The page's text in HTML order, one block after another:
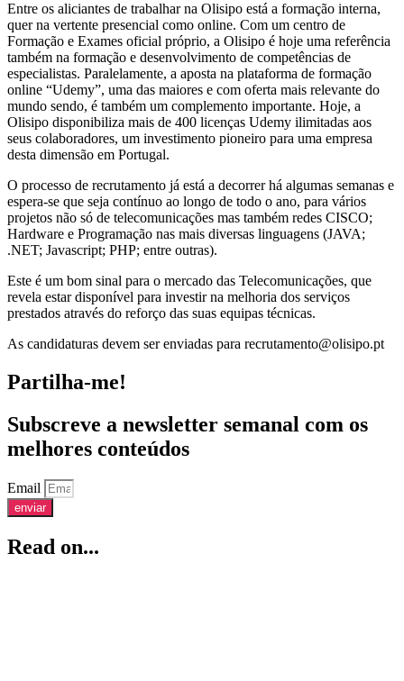
Entre os aliciantes de trabalhar na Olisipo está a formação interna,
quer na vertente presencial como online. Com um centro de
Formação e Exames oficial próprio, a Olisipo é hoje uma referência
também na formação e desenvolvimento de competências de
especialistas. Paralelamente, a aposta na plataforma de formação
online “Udemy”, uma das maiores e com oferta mais relevante do
mundo sendo, é também um complemento importante. Hoje, a
Olisipo disponibiliza mais de 400 licenças Udemy ilimitadas aos
seus colaboradores, um investimento pioneiro para uma empresa
desta dimensão em Portugal.
O processo de recrutamento já está a decorrer há algumas semanas e
espera-se que seja contínuo ao longo de todo o ano, para vários
projetos não só de telecomunicações mas também redes CISCO;
Hardware e Programação nas mais diversas linguagens (JAVA;
.NET; Javascript; PHP; entre outras).
Este é um bom sinal para o mercado das Telecomunicações, que
revela estar disponível para investir na melhoria dos serviços
prestados através do reforço das suas equipas técnicas.
As candidaturas devem ser enviadas para recrutamento@olisipo.pt
Partilha-me!
Subscreve a newsletter semanal com os
melhores conteúdos
Email
enviar
Read on...